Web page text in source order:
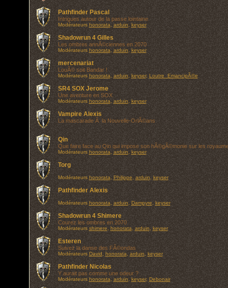
Pathfinder Pascal
Intrigues autour de la passe lointaine
Modérateurs honorata ,arduin ,keyser
Shadowrun 4 Gilles
Les ombres annÃ©ciennes en 2070
Modérateurs honorata ,arduin ,keyser
mercenariat
LouÃ© soit Bandar !
Modérateurs honorata ,arduin ,keyser,Loutre_EmancipÃ©e
SR4 SOX Jerome
Une aventure en SOX
Modérateurs honorata ,arduin ,keyser
Vampire Alexis
La mascarade Ã la Nouvelle-OrlÃ©ans
Qin
Que faire face au Qin qui impose son hÃ©gÃ©monie sur les
Modérateurs honorata ,arduin ,keyser
Torg
Modérateurs honorata ,Philippe arduin,keyser
Pathfinder Alexis
Modérateurs honorata ,arduin ,Dampyre, keyser
Shadowrun 4 Shimere
Courez les ombres en 2070
Modérateurs shimere,honorata, arduin,keyser
Esteren
Suivez la danse des FÃ©ondas
Modérateurs David honorata arduin keyser
Pathfinder Nicolas
Y aurait pas comme une odeur ?
Modérateurs honorata ,arduin ,keyser,Debonair